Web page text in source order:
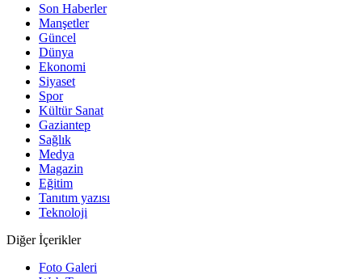
Son Haberler
Manşetler
Güncel
Dünya
Ekonomi
Siyaset
Spor
Kültür Sanat
Gaziantep
Sağlık
Medya
Magazin
Eğitim
Tanıtım yazısı
Teknoloji
Diğer İçerikler
Foto Galeri